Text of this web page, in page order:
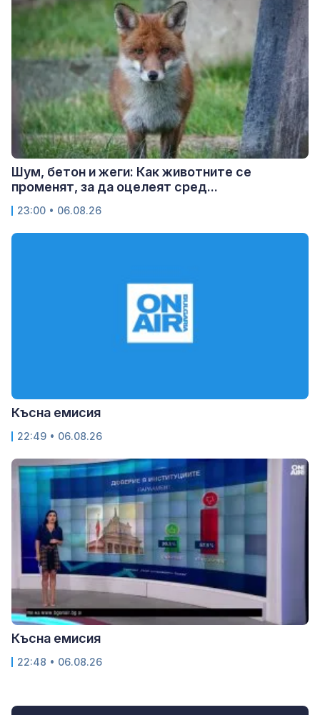
Шум, бетон и жеги: Как животните се
променят, за да оцелеят сред...
23:00 • 06.08.26
Късна емисия
22:49 • 06.08.26
Късна емисия
22:48 • 06.08.26